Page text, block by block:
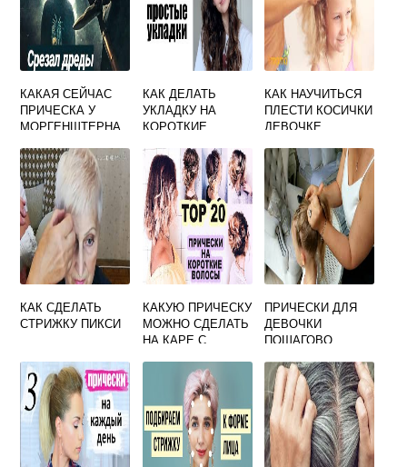
КАКАЯ СЕЙЧАС
ПРИЧЕСКА У
МОРГЕНШТЕРНА
КАК ДЕЛАТЬ
УКЛАДКУ НА
КОРОТКИЕ
КАК НАУЧИТЬСЯ
ПЛЕСТИ КОСИЧКИ
ДЕВОЧКЕ
КАК СДЕЛАТЬ
СТРИЖКУ ПИКСИ
КАКУЮ ПРИЧЕСКУ
МОЖНО СДЕЛАТЬ
НА КАРЕ С
ПРИЧЕСКИ ДЛЯ
ДЕВОЧКИ
ПОШАГОВО